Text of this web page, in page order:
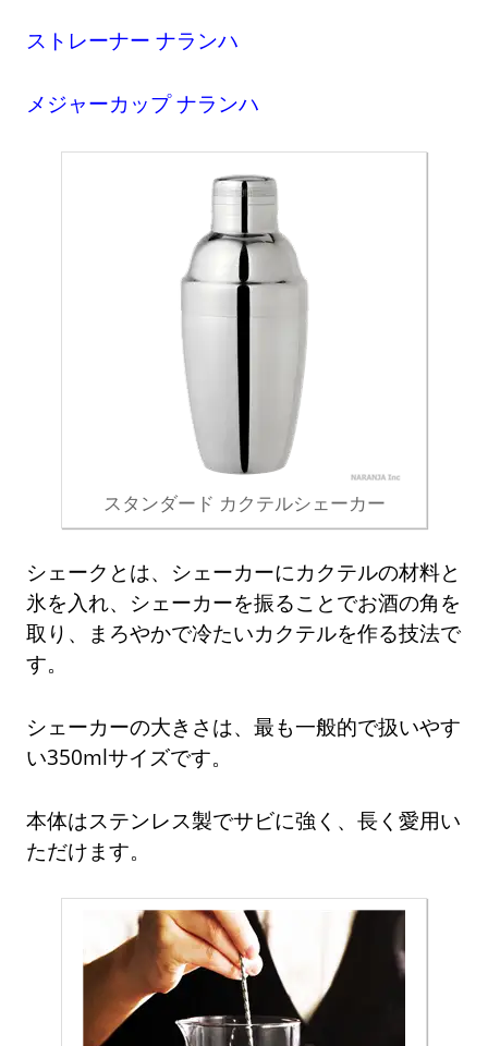
ストレーナー ナランハ
メジャーカップ ナランハ
スタンダード カクテルシェーカー
シェークとは、シェーカーにカクテルの材料と
氷を入れ、シェーカーを振ることでお酒の角を
取り、まろやかで冷たいカクテルを作る技法で
す。
シェーカーの大きさは、最も一般的で扱いやす
い350mlサイズです。
本体はステンレス製でサビに強く、長く愛用い
ただけます。